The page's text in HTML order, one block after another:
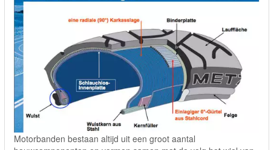
Motorbanden bestaan altijd uit een groot aantal